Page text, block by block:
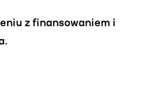
z finansowaniem i